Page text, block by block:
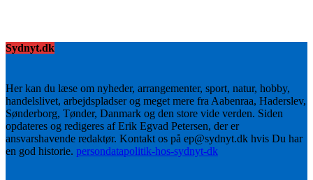
Sydnyt.dk
Her kan du læse om nyheder, arrangementer, sport, natur, hobby,
handelslivet, arbejdspladser og meget mere fra Aabenraa, Haderslev,
Sønderborg, Tønder, Danmark og den store vide verden. Siden
opdateres og redigeres af Erik Egvad Petersen, der er
ansvarshavende redaktør. Kontakt os på ep@sydnyt.dk hvis Du har
en god historie. persondatapolitik-hos-sydnyt-dk